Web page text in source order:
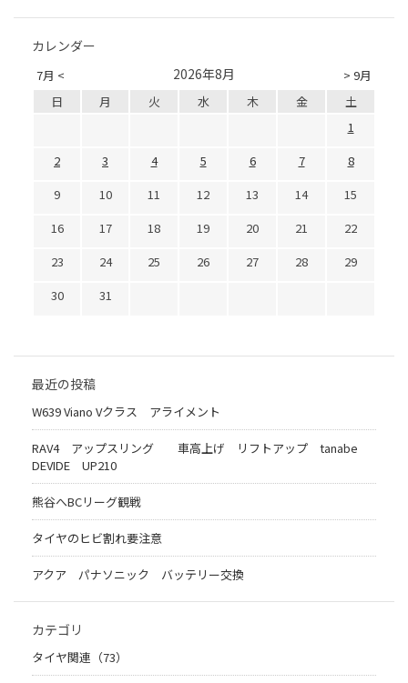
カレンダー
7月 < > 9月
2026年8月
日 月 火 水 木 金
土
1
2
3 4 5 6 7
8
9
10 11 12 13 14
15
16
17 18 19 20 21
22
23
24 25 26 27 28
29
30
31
最近の投稿
W639 Viano Vクラス アライメント
RAV4 アップスリング 車高上げ リフトアップ tanabe
DEVIDE UP210
熊谷へBCリーグ観戦
タイヤのヒビ割れ要注意
アクア パナソニック バッテリー交換
カテゴリ
タイヤ関連（73）